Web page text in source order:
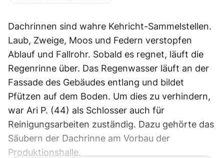
Dachrinnen sind wahre Kehricht-Sammelstellen.
Laub, Zweige, Moos und Federn verstopfen
Ablauf und Fallrohr. Sobald es regnet, läuft die
Regenrinne über. Das Regenwasser läuft an der
Fassade des Gebäudes entlang und bildet
Pfützen auf dem Boden. Um dies zu verhindern,
war Ari P. (44) als Schlosser auch für
Reinigungsarbeiten zuständig. Dazu gehörte das
Säubern der Dachrinne am Vorbau der
Produktionshalle.